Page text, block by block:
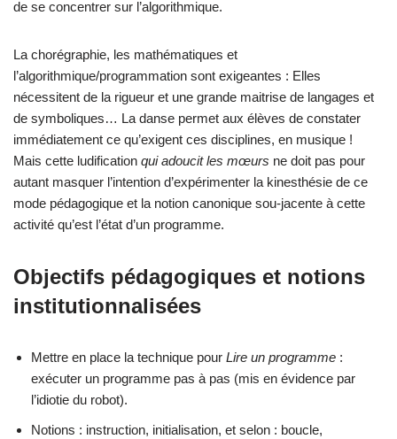
de se concentrer sur l’algorithmique.
La chorégraphie, les mathématiques et
l’algorithmique/programmation sont exigeantes : Elles
nécessitent de la rigueur et une grande maitrise de langages et
de symboliques… La danse permet aux élèves de constater
immédiatement ce qu’exigent ces disciplines, en musique !
Mais cette ludification qui adoucit les mœurs ne doit pas pour
autant masquer l’intention d’expérimenter la kinesthésie de ce
mode pédagogique et la notion canonique sou-jacente à cette
activité qu’est l’état d’un programme.
Objectifs pédagogiques et notions
institutionnalisées
Mettre en place la technique pour Lire un programme :
exécuter un programme pas à pas (mis en évidence par
l’idiotie du robot).
Notions : instruction, initialisation, et selon : boucle,